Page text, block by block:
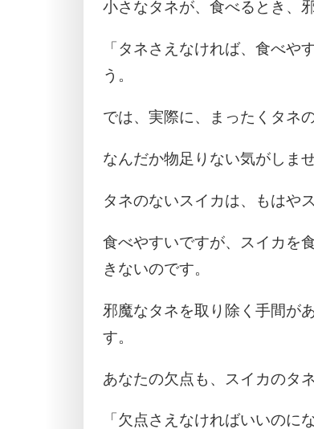
小さなタネが、食べるとき、
「タネさえなければ、食べや
う。
では、実際に、まったくタネ
なんだか物足りない気がしませ
タネのないスイカは、もはや
食べやすいですが、スイカを
きないのです。
邪魔なタネを取り除く手間が
す。
あなたの欠点も、スイカのタ
「欠点さえなければいいのに